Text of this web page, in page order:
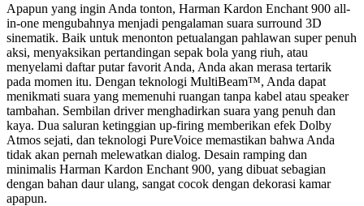
Apapun yang ingin Anda tonton, Harman Kardon Enchant 900 all-
in-one mengubahnya menjadi pengalaman suara surround 3D
sinematik. Baik untuk menonton petualangan pahlawan super penuh
aksi, menyaksikan pertandingan sepak bola yang riuh, atau
menyelami daftar putar favorit Anda, Anda akan merasa tertarik
pada momen itu. Dengan teknologi MultiBeam™, Anda dapat
menikmati suara yang memenuhi ruangan tanpa kabel atau speaker
tambahan. Sembilan driver menghadirkan suara yang penuh dan
kaya. Dua saluran ketinggian up-firing memberikan efek Dolby
Atmos sejati, dan teknologi PureVoice memastikan bahwa Anda
tidak akan pernah melewatkan dialog. Desain ramping dan
minimalis Harman Kardon Enchant 900, yang dibuat sebagian
dengan bahan daur ulang, sangat cocok dengan dekorasi kamar
apapun.